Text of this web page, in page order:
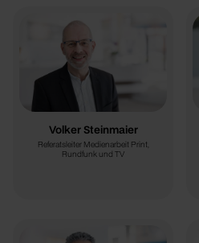
Volker Steinmaier
Referatsleiter Medienarbeit Print,
Rundfunk und TV